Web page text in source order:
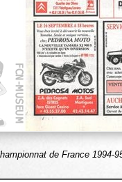
de France 1994-